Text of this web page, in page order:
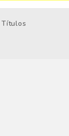
Títulos